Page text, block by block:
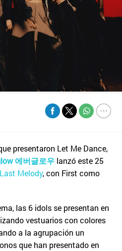
presentaron Let Me Dance,
에버글로우 lanzó este 25
Last Melody, con First como
las 6 idols se presentan en
vestuarios con colores
a la agrupación un
que han presentado en